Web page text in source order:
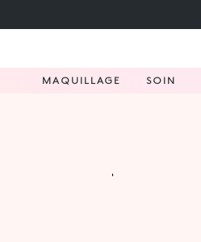
MAQUILLAGE SOIN